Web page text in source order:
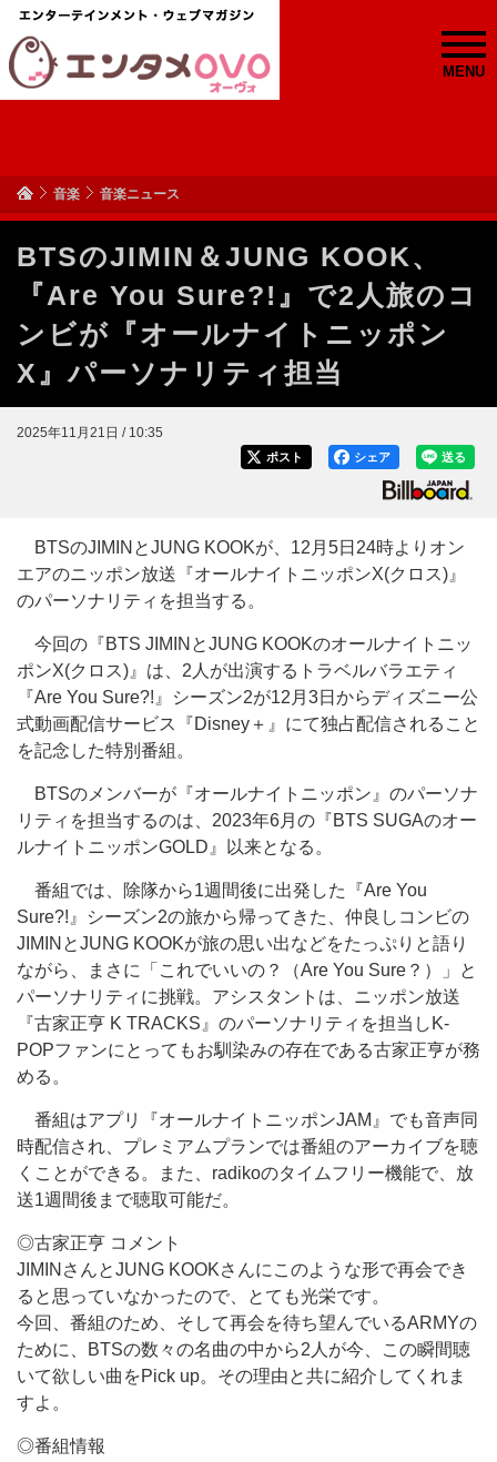
MENU
音楽 音楽ニュース
BTSのJIMIN＆JUNG KOOK、
『Are You Sure?!』で2人旅のコ
ンビが『オールナイトニッポン
X』パーソナリティ担当
2025年11月21日 / 10:35
送る
シェア
ポスト
BTSのJIMINとJUNG KOOKが、12月5日24時よりオン
エアのニッポン放送『オールナイトニッポンX(クロス)』
のパーソナリティを担当する。
今回の『BTS JIMINとJUNG KOOKのオールナイトニッ
ポンX(クロス)』は、2人が出演するトラベルバラエティ
『Are You Sure?!』シーズン2が12月3日からディズニー公
式動画配信サービス『Disney＋』にて独占配信されること
を記念した特別番組。
BTSのメンバーが『オールナイトニッポン』のパーソナ
リティを担当するのは、2023年6月の『BTS SUGAのオー
ルナイトニッポンGOLD』以来となる。
番組では、除隊から1週間後に出発した『Are You
Sure?!』シーズン2の旅から帰ってきた、仲良しコンビの
JIMINとJUNG KOOKが旅の思い出などをたっぷりと語り
ながら、まさに「これでいいの？（Are You Sure？）」と
パーソナリティに挑戦。アシスタントは、ニッポン放送
『古家正亨 K TRACKS』のパーソナリティを担当しK-
POPファンにとってもお馴染みの存在である古家正亨が務
める。
番組はアプリ『オールナイトニッポンJAM』でも音声同
時配信され、プレミアムプランでは番組のアーカイブを聴
くことができる。また、radikoのタイムフリー機能で、放
送1週間後まで聴取可能だ。
◎古家正亨 コメント
JIMINさんとJUNG KOOKさんにこのような形で再会でき
ると思っていなかったので、とても光栄です。
今回、番組のため、そして再会を待ち望んでいるARMYの
ために、BTSの数々の名曲の中から2人が今、この瞬間聴
いて欲しい曲をPick up。その理由と共に紹介してくれま
すよ。
◎番組情報